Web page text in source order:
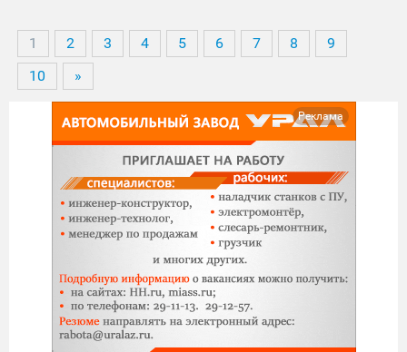
1 2 3 4 5 6 7 8
9
10
»
Реклама